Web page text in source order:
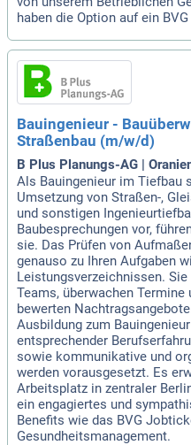
haben die Option auf ein
Bauingenieur -
Straßenbau (m/w/d)
B Plus Planungs-AG |
Als Bauingenieur im Tiefbau
Umsetzung von Straßen-,
und sonstigen
Baubesprechungen vor,
sie. Das Prüfen von
genauso zu Ihren Aufgaben
Leistungsverzeichnissen.
Teams, überwachen
bewerten
Ausbildung zum
entsprechender
sowie kommunikative und
werden vorausgesetzt. Es
Arbeitsplatz in zentraler
ein engagiertes und
Benefits wie das BVG
Gesundheitsmanagement.